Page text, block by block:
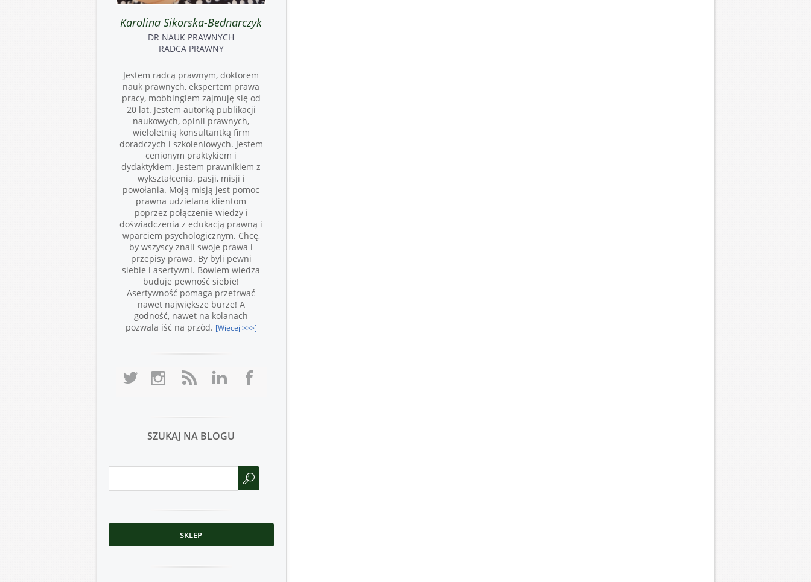
Karolina Sikorska-Bednarczyk
DR NAUK PRAWNYCH
RADCA PRAWNY
Jestem radcą prawnym, doktorem
nauk prawnych, ekspertem prawa
pracy, mobbingiem zajmuję się od
20 lat. Jestem autorką publikacji
naukowych, opinii prawnych,
wieloletnią konsultantką firm
doradczych i szkoleniowych. Jestem
cenionym praktykiem i
dydaktykiem. Jestem prawnikiem z
wykształcenia, pasji, misji i
powołania. Moją misją jest pomoc
prawna udzielana klientom
poprzez połączenie wiedzy i
doświadczenia z edukacją prawną i
wparciem psychologicznym. Chcę,
by wszyscy znali swoje prawa i
przepisy prawa. By byli pewni
siebie i asertywni. Bowiem wiedza
buduje pewność siebie!
Asertywność pomaga przetrwać
nawet największe burze! A
godność, nawet na kolanach
pozwala iść na przód. [Więcej >>>]
SZUKAJ NA BLOGU
SKLEP